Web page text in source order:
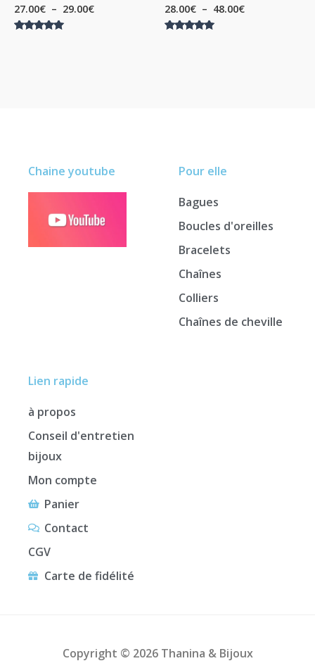
27.00€ – 29.00€
28.00€ – 48.00€
Lien rapide
à propos
Conseil d'entretien
bijoux
Mon compte
Panier
Contact
CGV
Carte de fidélité
Pour elle
Bagues
Boucles d'oreilles
Bracelets
Chaînes
Colliers
Chaînes de cheville
Chaine youtube
Copyright © 2026 Thanina & Bijoux